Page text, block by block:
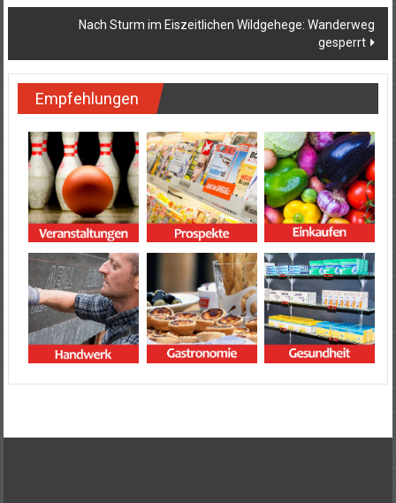
Nach Sturm im Eiszeitlichen Wildgehege: Wanderweg
gesperrt
Empfehlungen